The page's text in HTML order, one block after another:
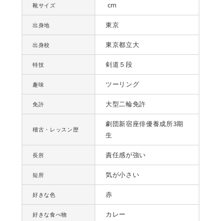
靴サイズ cm
出身地 東京
出身校 東京都立大
特技 剣道５段
趣味 ツーリング
免許 大型二輪免許
稽古・レッスン歴
劇団新宿座俳優養成所3期
生
長所 責任感が強い
短所 気が小さい
好きな色 赤
好きな食べ物 カレー